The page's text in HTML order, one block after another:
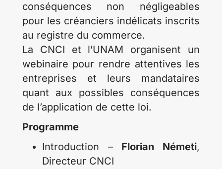
conséquences non négligeables
pour les créanciers indélicats inscrits
au registre du commerce.
La CNCI et l’UNAM organisent un
webinaire pour rendre attentives les
entreprises et leurs mandataires
quant aux possibles conséquences
de l’application de cette loi.
Programme
Introduction – Florian Németi,
Directeur CNCI